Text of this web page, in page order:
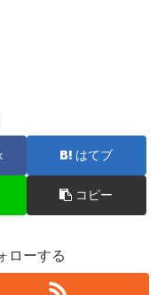
はてブ
コピー
ローする